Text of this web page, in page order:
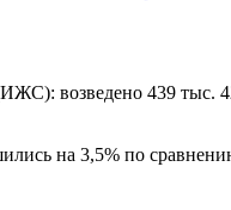
возведено 439 тыс.
на 3,5% по